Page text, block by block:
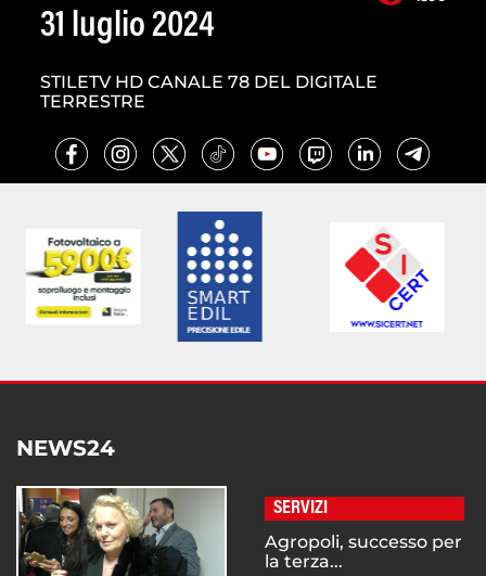
31 luglio 2024
STILETV HD CANALE 78 DEL DIGITALE
TERRESTRE
NEWS24
SERVIZI
Agropoli, successo per
la terza...